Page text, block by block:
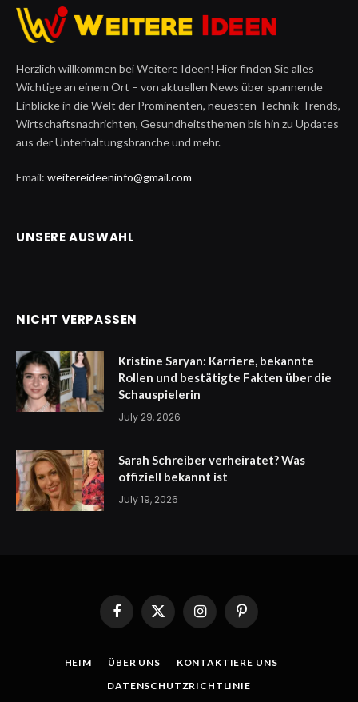
Herzlich willkommen bei Weitere Ideen! Hier finden Sie alles
Wichtige an einem Ort – von aktuellen News über spannende
Einblicke in die Welt der Prominenten, neuesten Technik-Trends,
Wirtschaftsnachrichten, Gesundheitsthemen bis hin zu Updates
aus der Unterhaltungsbranche und mehr.
Email: weitereideeninfo@gmail.com
UNSERE AUSWAHL
NICHT VERPASSEN
Kristine Saryan: Karriere, bekannte
Rollen und bestätigte Fakten über die
Schauspielerin
July 29, 2026
Sarah Schreiber verheiratet? Was
offiziell bekannt ist
July 19, 2026
FacebookX
(Twitter)
InstagramPinterest
HEIM ÜBER UNS
KONTAKTIERE UNS
DATENSCHUTZRICHTLINIE